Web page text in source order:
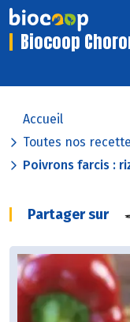
Biocoop
Accueil
Toutes nos
Poivrons farcis :
Partager sur